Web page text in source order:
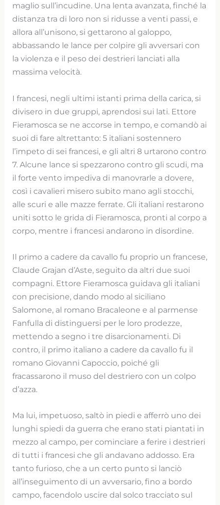
maglio sull’incudine. Una lenta avanzata, finché la
distanza tra di loro non si ridusse a venti passi, e
allora all’unisono, si gettarono al galoppo,
abbassando le lance per colpire gli avversari con
la violenza e il peso dei destrieri lanciati alla
massima velocità.
I francesi, negli ultimi istanti prima della carica, si
divisero in due gruppi, aprendosi sui lati. Ettore
Fieramosca se ne accorse in tempo, e comandò ai
suoi di fare altrettanto: 5 italiani sostennero
l’impeto di sei francesi, e gli altri 8 urtarono contro
7. Alcune lance si spezzarono contro gli scudi, ma
il forte vento impediva di manovrarle a dovere,
così i cavalieri misero subito mano agli stocchi,
alle scuri e alle mazze ferrate. Gli italiani restarono
uniti sotto le grida di Fieramosca, pronti al corpo a
corpo, mentre i francesi andarono in disordine.
Il primo a cadere da cavallo fu proprio un francese,
Claude Grajan d’Aste, seguito da altri due suoi
compagni. Ettore Fieramosca guidava gli italiani
con precisione, dando modo al siciliano
Salomone, al romano Bracaleone e al parmense
Fanfulla di distinguersi per le loro prodezze,
mettendo a segno i tre disarcionamenti. Di
contro, il primo italiano a cadere da cavallo fu il
romano Giovanni Capoccio, poiché gli
fracassarono il muso del destriero con un colpo
d’azza.
Ma lui, impetuoso, saltò in piedi e afferrò uno dei
lunghi spiedi da guerra che erano stati piantati in
mezzo al campo, per cominciare a ferire i destrieri
di tutti i francesi che gli andavano addosso. Era
tanto furioso, che a un certo punto si lanciò
all’inseguimento di un avversario, fino a bordo
campo, facendolo uscire dal solco tracciato sul